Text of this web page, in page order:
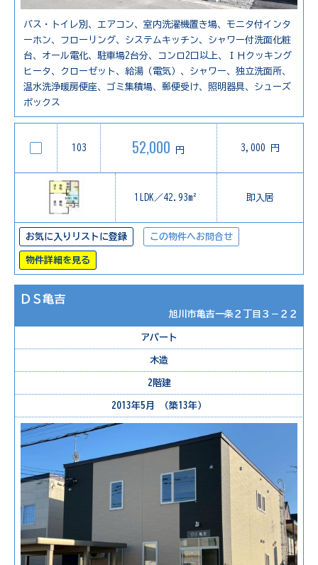
バス・トイレ別、エアコン、室内洗濯機置き場、モニタ付インタ
ーホン、フローリング、システムキッチン、シャワー付洗面化粧
台、オール電化、駐車場2台分、コンロ2口以上、ＩＨクッキング
ヒータ、クローゼット、給湯（電気）、シャワー、独立洗面所、
温水洗浄暖房便座、ゴミ集積場、郵便受け、照明器具、シューズ
ボックス
103 52,000 円 3,000 円
1LDK／42.93m² 即入居
お気に入りリストに登録 この物件へお問合せ
物件詳細を見る
ＤＳ亀吉
旭川市亀吉一条２丁目３－２２
アパート
木造
2階建
2013年5月 （築13年）